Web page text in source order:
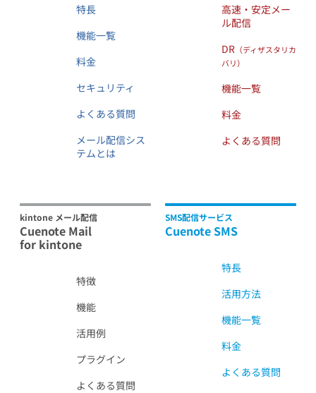
特長
機能一覧
料金
セキュリティ
よくある質問
メール配信シス
テムとは
高速・安定メー
ル配信
DR （ディザスタリカ
バリ）
機能一覧
料金
よくある質問
kintone メール配信
Cuenote Mail
for kintone
特徴
機能
活用例
プラグイン
よくある質問
SMS配信サービス
Cuenote SMS
特長
活用方法
機能一覧
料金
よくある質問